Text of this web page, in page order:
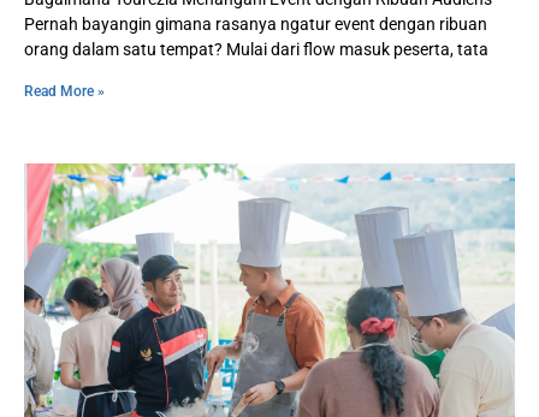
Pernah bayangin gimana rasanya ngatur event dengan ribuan
orang dalam satu tempat? Mulai dari flow masuk peserta, tata
Read More »